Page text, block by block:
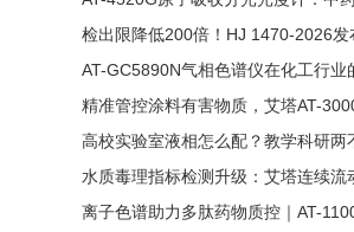
AT-GC5890N气相色谱仪在化工行业
高校实验室液相怎么配？教学科研两